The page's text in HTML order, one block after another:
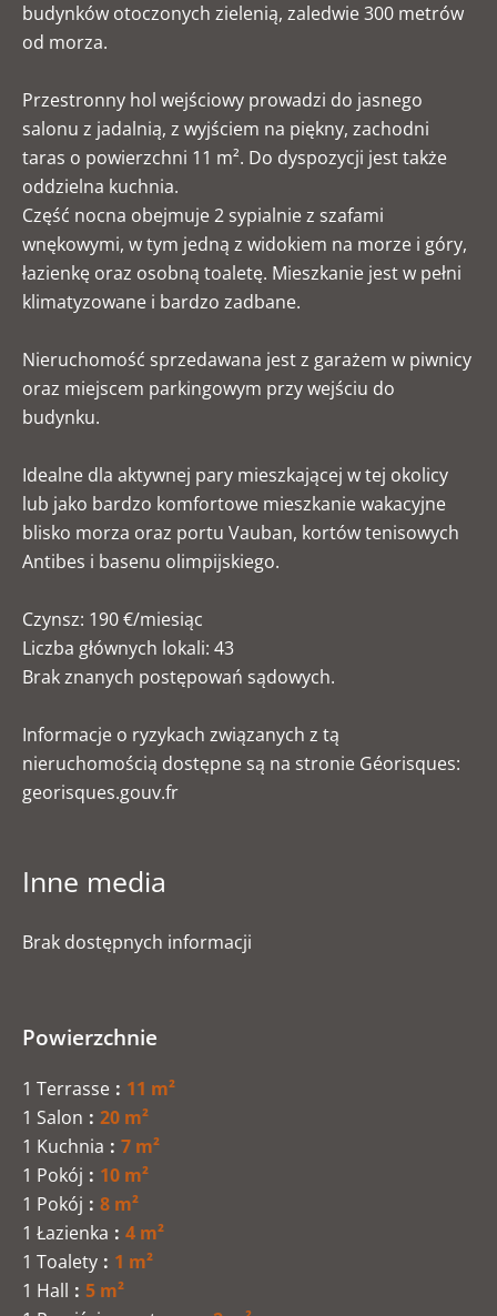
budynków otoczonych zielenią, zaledwie 300 metrów
od morza.
Przestronny hol wejściowy prowadzi do jasnego
salonu z jadalnią, z wyjściem na piękny, zachodni
taras o powierzchni 11 m². Do dyspozycji jest także
oddzielna kuchnia.
Część nocna obejmuje 2 sypialnie z szafami
wnękowymi, w tym jedną z widokiem na morze i góry,
łazienkę oraz osobną toaletę. Mieszkanie jest w pełni
klimatyzowane i bardzo zadbane.
Nieruchomość sprzedawana jest z garażem w piwnicy
oraz miejscem parkingowym przy wejściu do
budynku.
Idealne dla aktywnej pary mieszkającej w tej okolicy
lub jako bardzo komfortowe mieszkanie wakacyjne
blisko morza oraz portu Vauban, kortów tenisowych
Antibes i basenu olimpijskiego.
Czynsz: 190 €/miesiąc
Liczba głównych lokali: 43
Brak znanych postępowań sądowych.
Informacje o ryzykach związanych z tą
nieruchomością dostępne są na stronie Géorisques:
georisques.gouv.fr
Inne media
Brak dostępnych informacji
Powierzchnie
1 Terrasse
11 m²
1 Salon
20 m²
1 Kuchnia
7 m²
1 Pokój
10 m²
1 Pokój
8 m²
1 Łazienka
4 m²
1 Toalety
1 m²
1 Hall
5 m²